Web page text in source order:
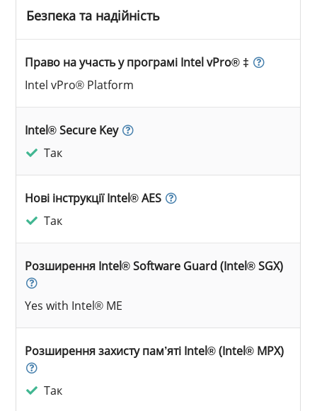
Безпека та надійність
Право на участь у програмі Intel vPro® ‡
Intel vPro® Platform
Intel® Secure Key
Так
Нові інструкції Intel® AES
Так
Розширення Intel® Software Guard (Intel® SGX)
Yes with Intel® ME
Розширення захисту пам’яті Intel® (Intel® MPX)
Так